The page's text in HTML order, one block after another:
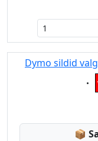
Dymo sildid
📦